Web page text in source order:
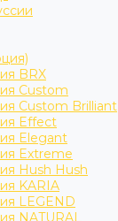
BRX
Custom
Custom Brilliant
Effect
Elegant
Extreme
Hush Hush
KARIA
LEGEND
NATURAL